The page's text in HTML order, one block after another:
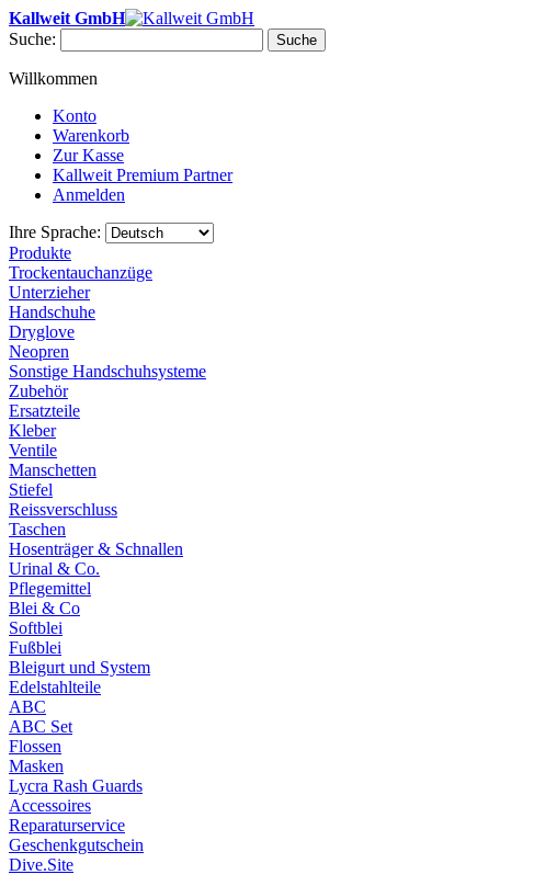
Kallweit GmbH
Suche:
Suche
Willkommen
Konto
Warenkorb
Zur Kasse
Kallweit Premium Partner
Anmelden
Ihre Sprache:
Produkte
Trockentauchanzüge
Unterzieher
Handschuhe
Dryglove
Neopren
Sonstige Handschuhsysteme
Zubehör
Ersatzteile
Kleber
Ventile
Manschetten
Stiefel
Reissverschluss
Taschen
Hosenträger & Schnallen
Urinal & Co.
Pflegemittel
Blei & Co
Softblei
Fußblei
Bleigurt und System
Edelstahlteile
ABC
ABC Set
Flossen
Masken
Lycra Rash Guards
Accessoires
Reparaturservice
Geschenkgutschein
Dive.Site